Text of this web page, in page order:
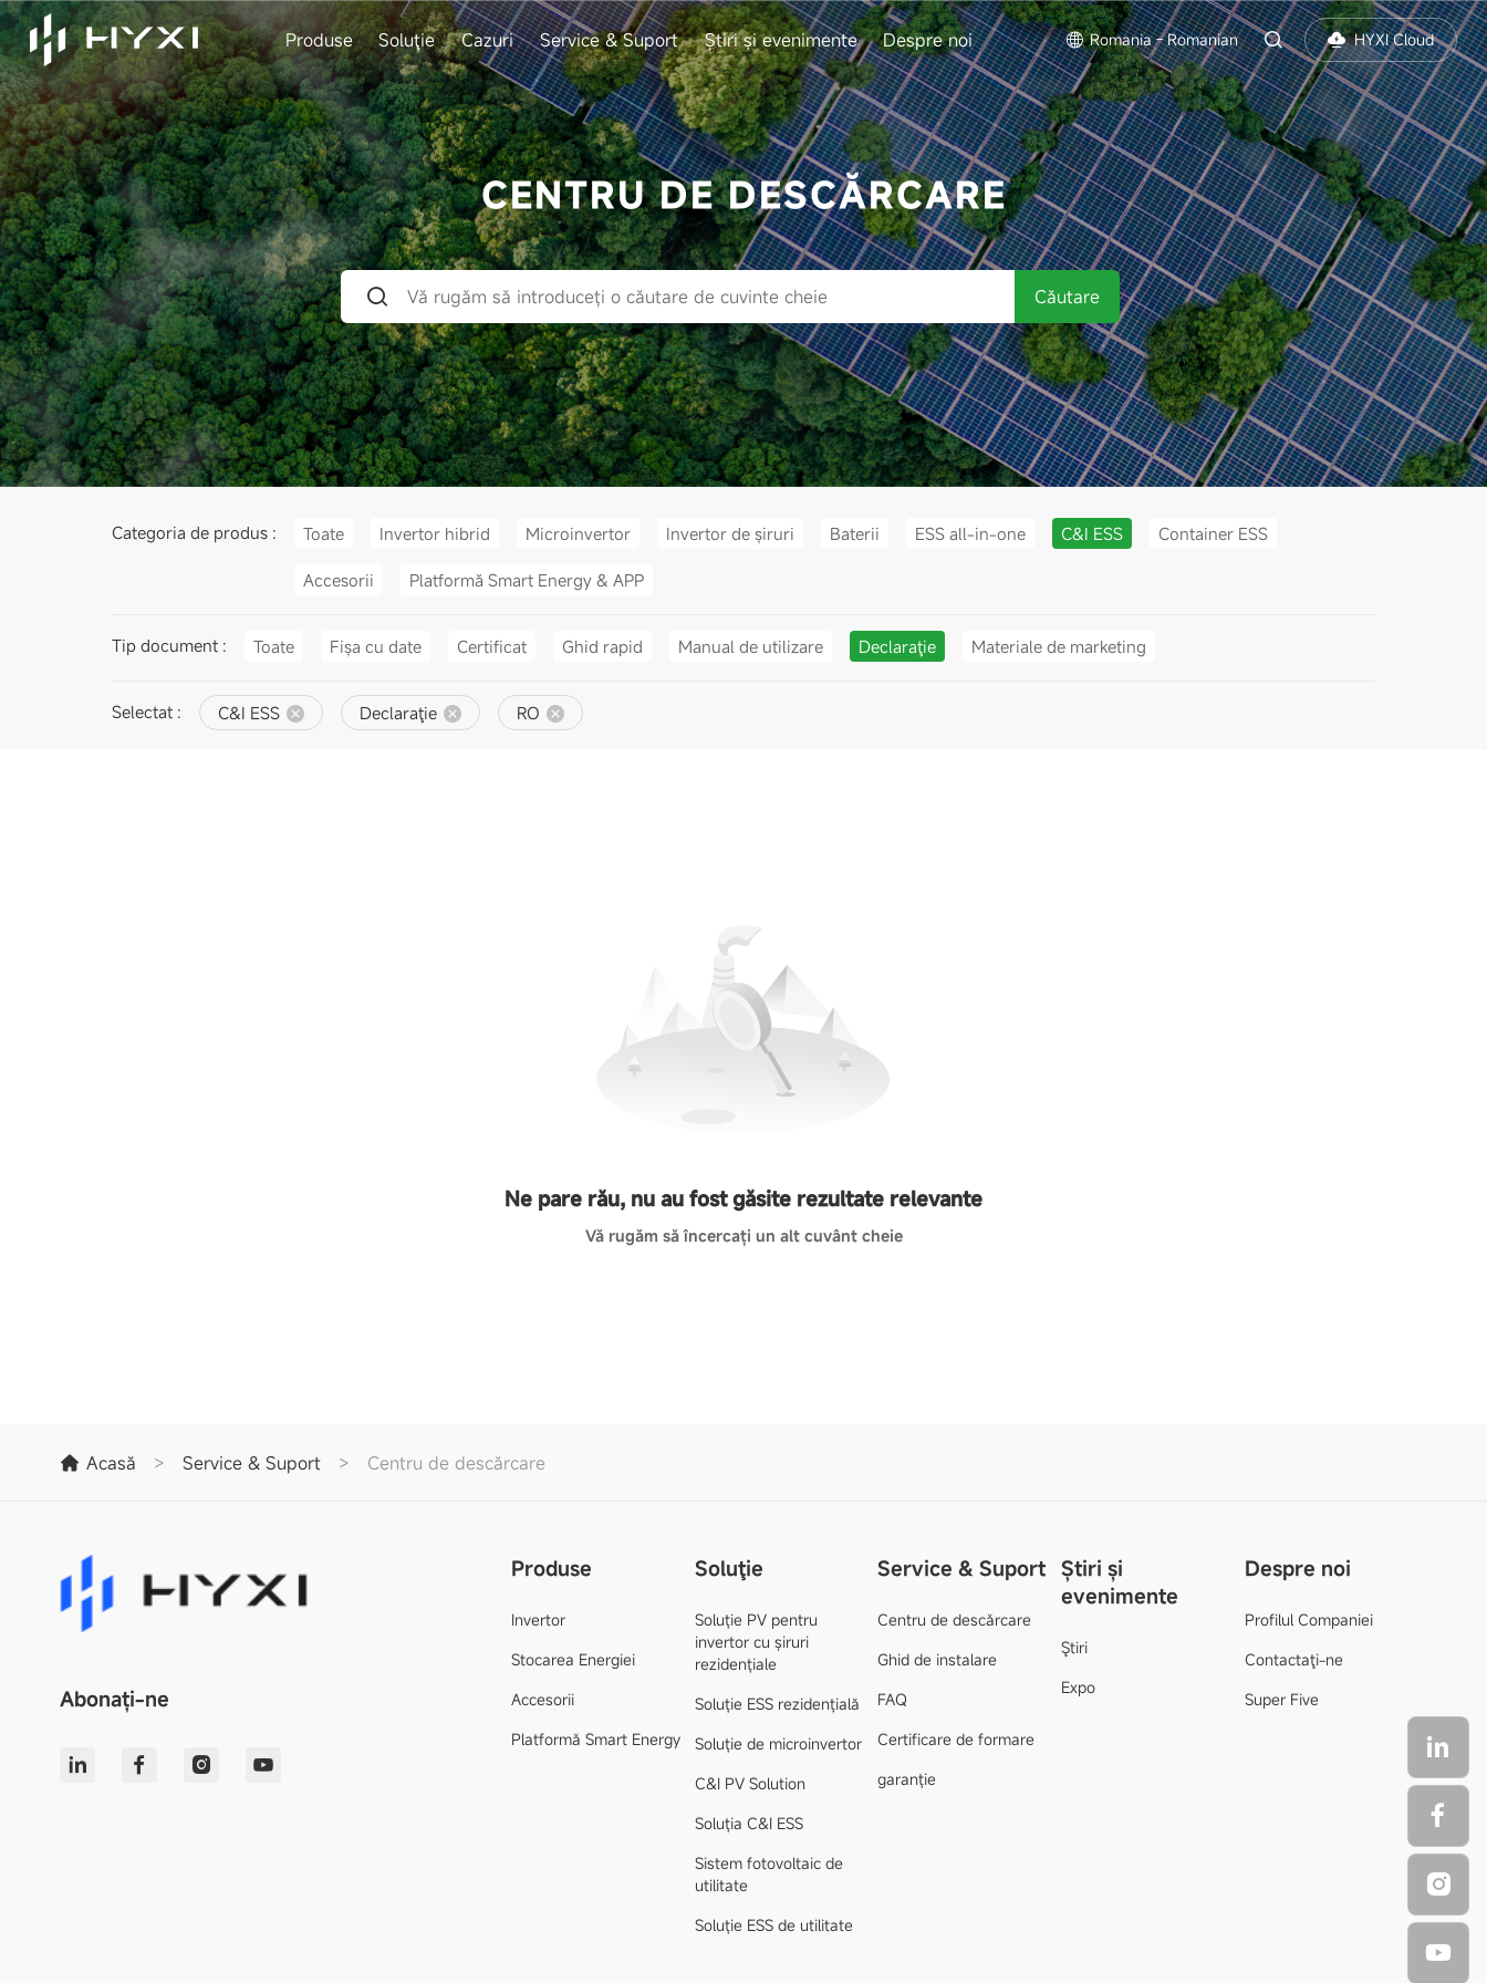
Produse Soluţie Cazuri Service & Suport Știri și evenimente Despre noi Romania - Romanian HYXI Cloud
CENTRU DE DESCĂRCARE
Căutare
Categoria de produs : Toate Invertor hibrid Microinvertor Invertor de șiruri Baterii ESS all-in-one C&I ESS Container ESS
Accesorii Platformă Smart Energy & APP
Tip document : Toate Fișa cu date Certificat Ghid rapid Manual de utilizare Declaraţie Materiale de marketing
Selectat : C&I ESS Declaraţie RO
Ne pare rău, nu au fost găsite rezultate relevante
Vă rugăm să încercați un alt cuvânt cheie
Acasă > Service & Suport > Centru de descărcare
Abonați-ne
Produse
Invertor
Stocarea Energiei
Accesorii
Platformă Smart Energy
Soluţie
Soluție PV pentru
invertor cu șiruri
rezidențiale
Soluție ESS rezidențială
Soluție de microinvertor
C&I PV Solution
Soluția C&I ESS
Sistem fotovoltaic de
utilitate
Soluție ESS de utilitate
Service & Suport
Centru de descărcare
Ghid de instalare
FAQ
Certificare de formare
garanție
Știri și
evenimente
Ştiri
Expo
Despre noi
Profilul Companiei
Contactaţi-ne
Super Five